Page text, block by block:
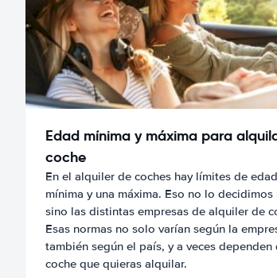
Edad mínima y máxima para
coche
En el alquiler de coches hay límites de
mínima y una máxima. Eso no lo decidimos
sino las distintas empresas de alquiler de
Esas normas no solo varían según la
también según el país, y a veces
coche que quieras alquilar.